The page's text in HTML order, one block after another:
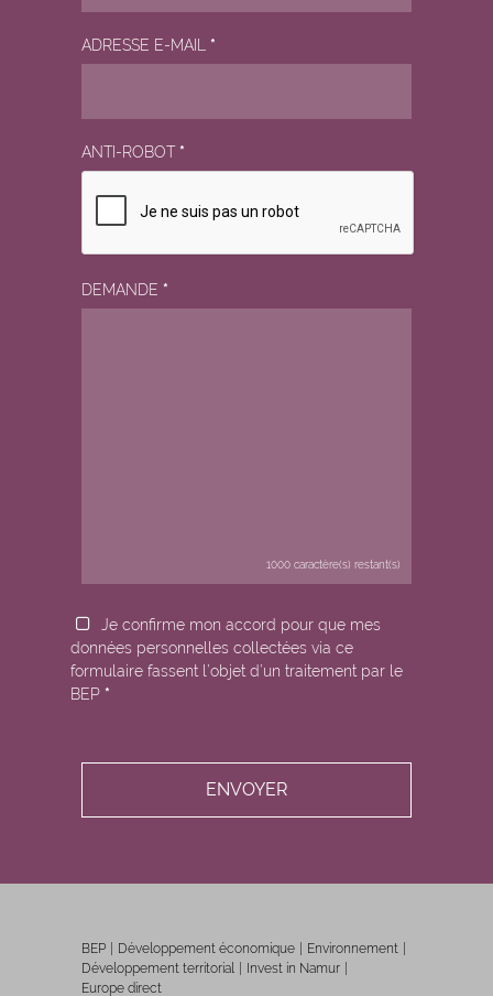
ADRESSE E-MAIL *
ANTI-ROBOT *
DEMANDE *
1000 caractère(s) restant(s)
Je confirme mon accord pour que mes
données personnelles collectées via ce
formulaire fassent l’objet d’un traitement par le
BEP *
BEP Développement économique
Environnement
Développement territorial
Invest in Namur
Europe direct